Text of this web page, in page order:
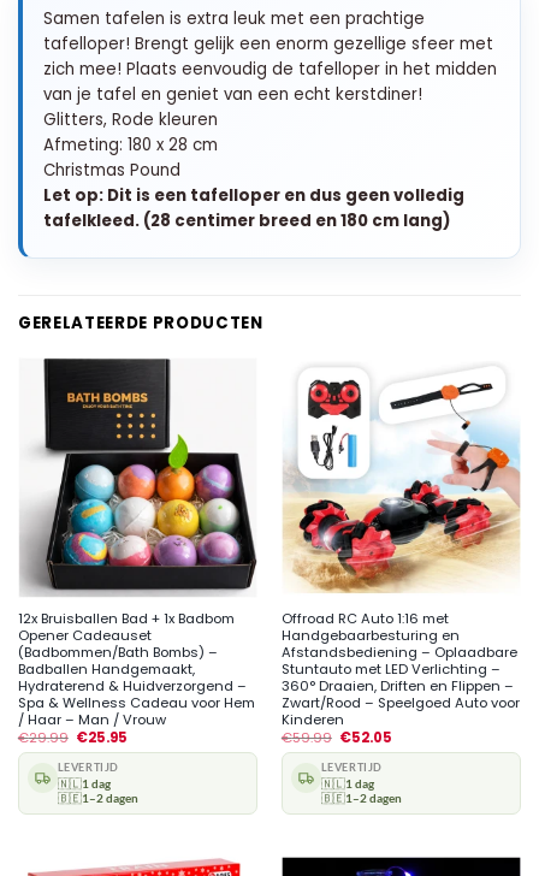
Samen tafelen is extra leuk met een prachtige
tafelloper! Brengt gelijk een enorm gezellige sfeer met
zich mee! Plaats eenvoudig de tafelloper in het midden
van je tafel en geniet van een echt kerstdiner!
Glitters, Rode kleuren
Afmeting: 180 x 28 cm
Christmas Pound
Let op: Dit is een tafelloper en dus geen volledig
tafelkleed. (28 centimer breed en 180 cm lang)
GERELATEERDE PRODUCTEN
12x Bruisballen Bad + 1x Badbom
Opener Cadeauset
(Badbommen/Bath Bombs) –
Badballen Handgemaakt,
Hydraterend & Huidverzorgend –
Spa & Wellness Cadeau voor Hem
/ Haar – Man / Vrouw
€29.99 €25.95
LEVERTIJD
🇳🇱1 dag
🇧🇪1–2 dagen
Offroad RC Auto 1:16 met
Handgebaarbesturing en
Afstandsbediening – Oplaadbare
Stuntauto met LED Verlichting –
360° Draaien, Driften en Flippen –
Zwart/Rood – Speelgoed Auto voor
Kinderen
€59.99 €52.05
LEVERTIJD
🇳🇱1 dag
🇧🇪1–2 dagen